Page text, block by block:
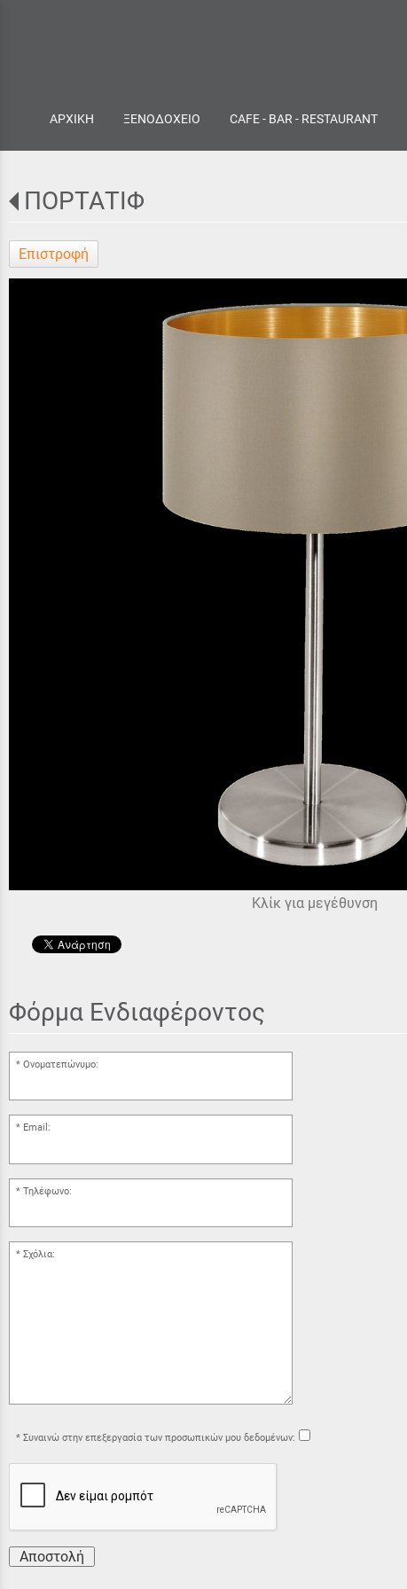
ΑΡΧΙΚΗ ΞΕΝΟΔΟΧΕΙΟ CAFE - BAR - RESTAURANT
ΠΟΡΤΑΤΙΦ
Επιστροφή
Κλίκ για μεγέθυνση
Φόρμα Ενδιαφέροντος
Ονοματεπώνυμο:
Email:
Τηλέφωνο:
Σχόλια:
Συναινώ στην επεξεργασία των προσωπικών μου δεδομένων:
Αποστολή